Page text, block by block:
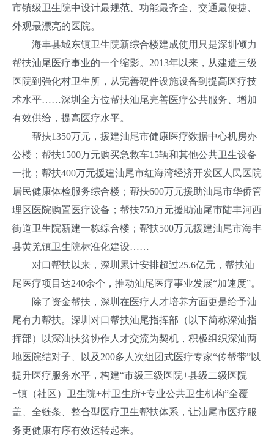
市镇级卫生院中设计最规范、功能最齐全、交通最便捷、
外观最漂亮的医院。
海丰县城东镇卫生院新综合楼建成使用只是深圳倾力
帮扶汕尾医疗事业的一个缩影。2013年以来，从建造三级
医院到强化村卫生所，从完善硬件设施设备到提高医疗技
术水平……深圳全方位帮扶汕尾完善医疗公共服务、增加
有效供给，提高医疗水平。
帮扶1350万元，援建汕尾市健康医疗数据中心机房办
公楼；帮扶1500万元购买急救车15辆和其他公共卫生设备
一批；帮扶400万元援建汕尾市红海湾经济开发区人民医院
居民健康体检服务综合楼；帮扶600万元援助汕尾市华侨管
理区医院购置医疗设备；帮扶750万元援助汕尾市陆丰河西
街道卫生院新建一栋综合楼；帮扶500万元援建汕尾市海丰
县黄羌镇卫生院标准化建设……
对口帮扶以来，深圳累计安排超过25.6亿元，帮扶汕
尾医疗项目达240余个，推动汕尾医疗事业发展“加速度”。
除了资金帮扶，深圳在医疗人才培养方面更是给予汕
尾有力帮扶。深圳对口帮扶汕尾指挥部（以下简称深汕指
挥部）以深汕扶贫协作人才交流为契机，积极组织深汕两
地医院结对子、以及200多人次组团式医疗专家“传帮带”以
提升医疗服务水平，构建“市级三级医院+县级二级医院
+镇（社区）卫生院+村卫生所+专业公共卫生机构”全覆
盖、全链条、整合型医疗卫生帮扶体系，让汕尾市医疗服
务更健康有序有效运转起来。